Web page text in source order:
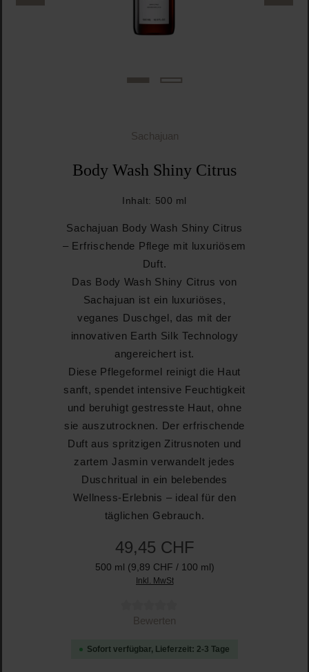
Sachajuan
Body Wash Shiny Citrus
Inhalt: 500 ml
Sachajuan Body Wash Shiny Citrus
– Erfrischende Pflege mit luxuriösem
Duft.
Das Body Wash Shiny Citrus von
Sachajuan ist ein luxuriöses,
veganes Duschgel, das mit der
innovativen Earth Silk Technology
angereichert ist.
Diese Pflegeformel reinigt die Haut
sanft, spendet intensive Feuchtigkeit
und beruhigt gestresste Haut, ohne
sie auszutrocknen. Der erfrischende
Duft aus spritzigen Zitrusnoten und
zartem Jasmin verwandelt jedes
Duschritual in ein belebendes
Wellness-Erlebnis – ideal für den
täglichen Gebrauch.
49,45 CHF
500 ml (9,89 CHF / 100 ml)
Inkl. MwSt
Durchschnittliche Bewertung von 0 von 5 Sternen
Bewerten
Sofort verfügbar, Lieferzeit: 2-3 Tage